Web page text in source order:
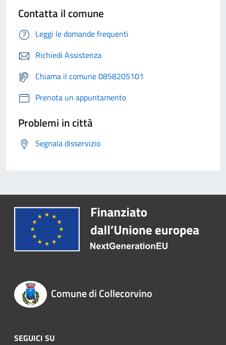
Contatta il comune
Leggi le domande frequenti
Richiedi Assistenza
Chiama il comune 0858205101
Prenota un appuntamento
Problemi in città
Segnala disservizio
Comune di Collecorvino
SEGUICI SU